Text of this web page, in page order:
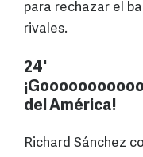
para rechazar el
rivales.
24'
del América!
Richard Sánchez